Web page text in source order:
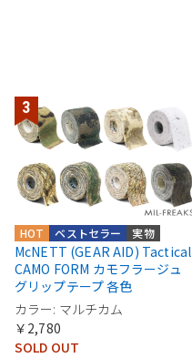
実物
ベストセラー
HOT
McNETT (GEAR AID) Tactical
CAMO FORM カモフラージュ
グリップテープ 各色
カラー: マルチカム
￥2,780
SOLD OUT